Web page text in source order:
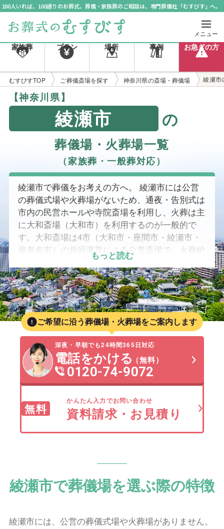
100人いれば、100通りのお葬式。葬儀・家族葬のご相談は、専門葬儀社「むすびす」へ。
メニュー
家族葬 プラン 場所 事例 お急ぎの方
むすびすTOP ご葬儀斎場を探す 神奈川県の斎場・葬儀場 綾瀬市
【神奈川県】
綾瀬市 の
葬儀場・火葬場一覧
（家族葬・一般葬対応）
綾瀬市で葬儀をお考えの方へ。 綾瀬市には公営
の葬儀式場や火葬場がないため、通夜・告別式は
市内の民営ホールや寺院斎場を利用し、火葬は主
に大和斎場（大和市）を利用するのが一般的で
す。大和斎場は4市（大和市・座間市・綾瀬市・
海老名市）の共同運営による公営斎場で、火葬炉
と式場が併設されているため、移動の負担が少な
く利用しやすい施設です。 また、市内各所から
大和斎場へのアクセスが良いことに加え、厚木
市・海老名市・藤沢市方面にも式場が多く、ご家
族の希望や立地に合わせて式場を選べる環境が整
っています。綾瀬市では家族葬の利用が多く、少
人数での落ち着いた葬儀を希望するご家族に選ば
れています。 このページでは、アクセス・料金
の目安・家族葬の可否を含め、葬祭プランナーが
綾瀬市および周辺地域の斎場・火葬場を比較しな
がら分かりやすくご紹介します。
もっと読む
ご希望に沿う葬儀場・火葬場をご案内します
深夜・早朝でも24時間365日対応
電話をかける（無料）
0120-74-9072
無料
かんたん入力でお問い合わせ
資料請求・お見積り
綾瀬市で葬儀場を選ぶ際の特徴
綾瀬市には、公営の葬儀式場や火葬場がありません。